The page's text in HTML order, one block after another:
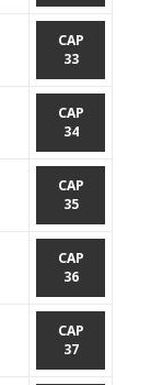
CAP
33
CAP
34
CAP
35
CAP
36
CAP
37